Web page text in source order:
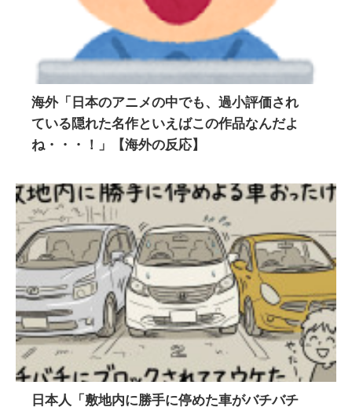
海外「日本のアニメの中でも、過小評価され
ている隠れた名作といえばこの作品なんだよ
ね・・・！」【海外の反応】
日本人「敷地内に勝手に停めた車がバチバチ